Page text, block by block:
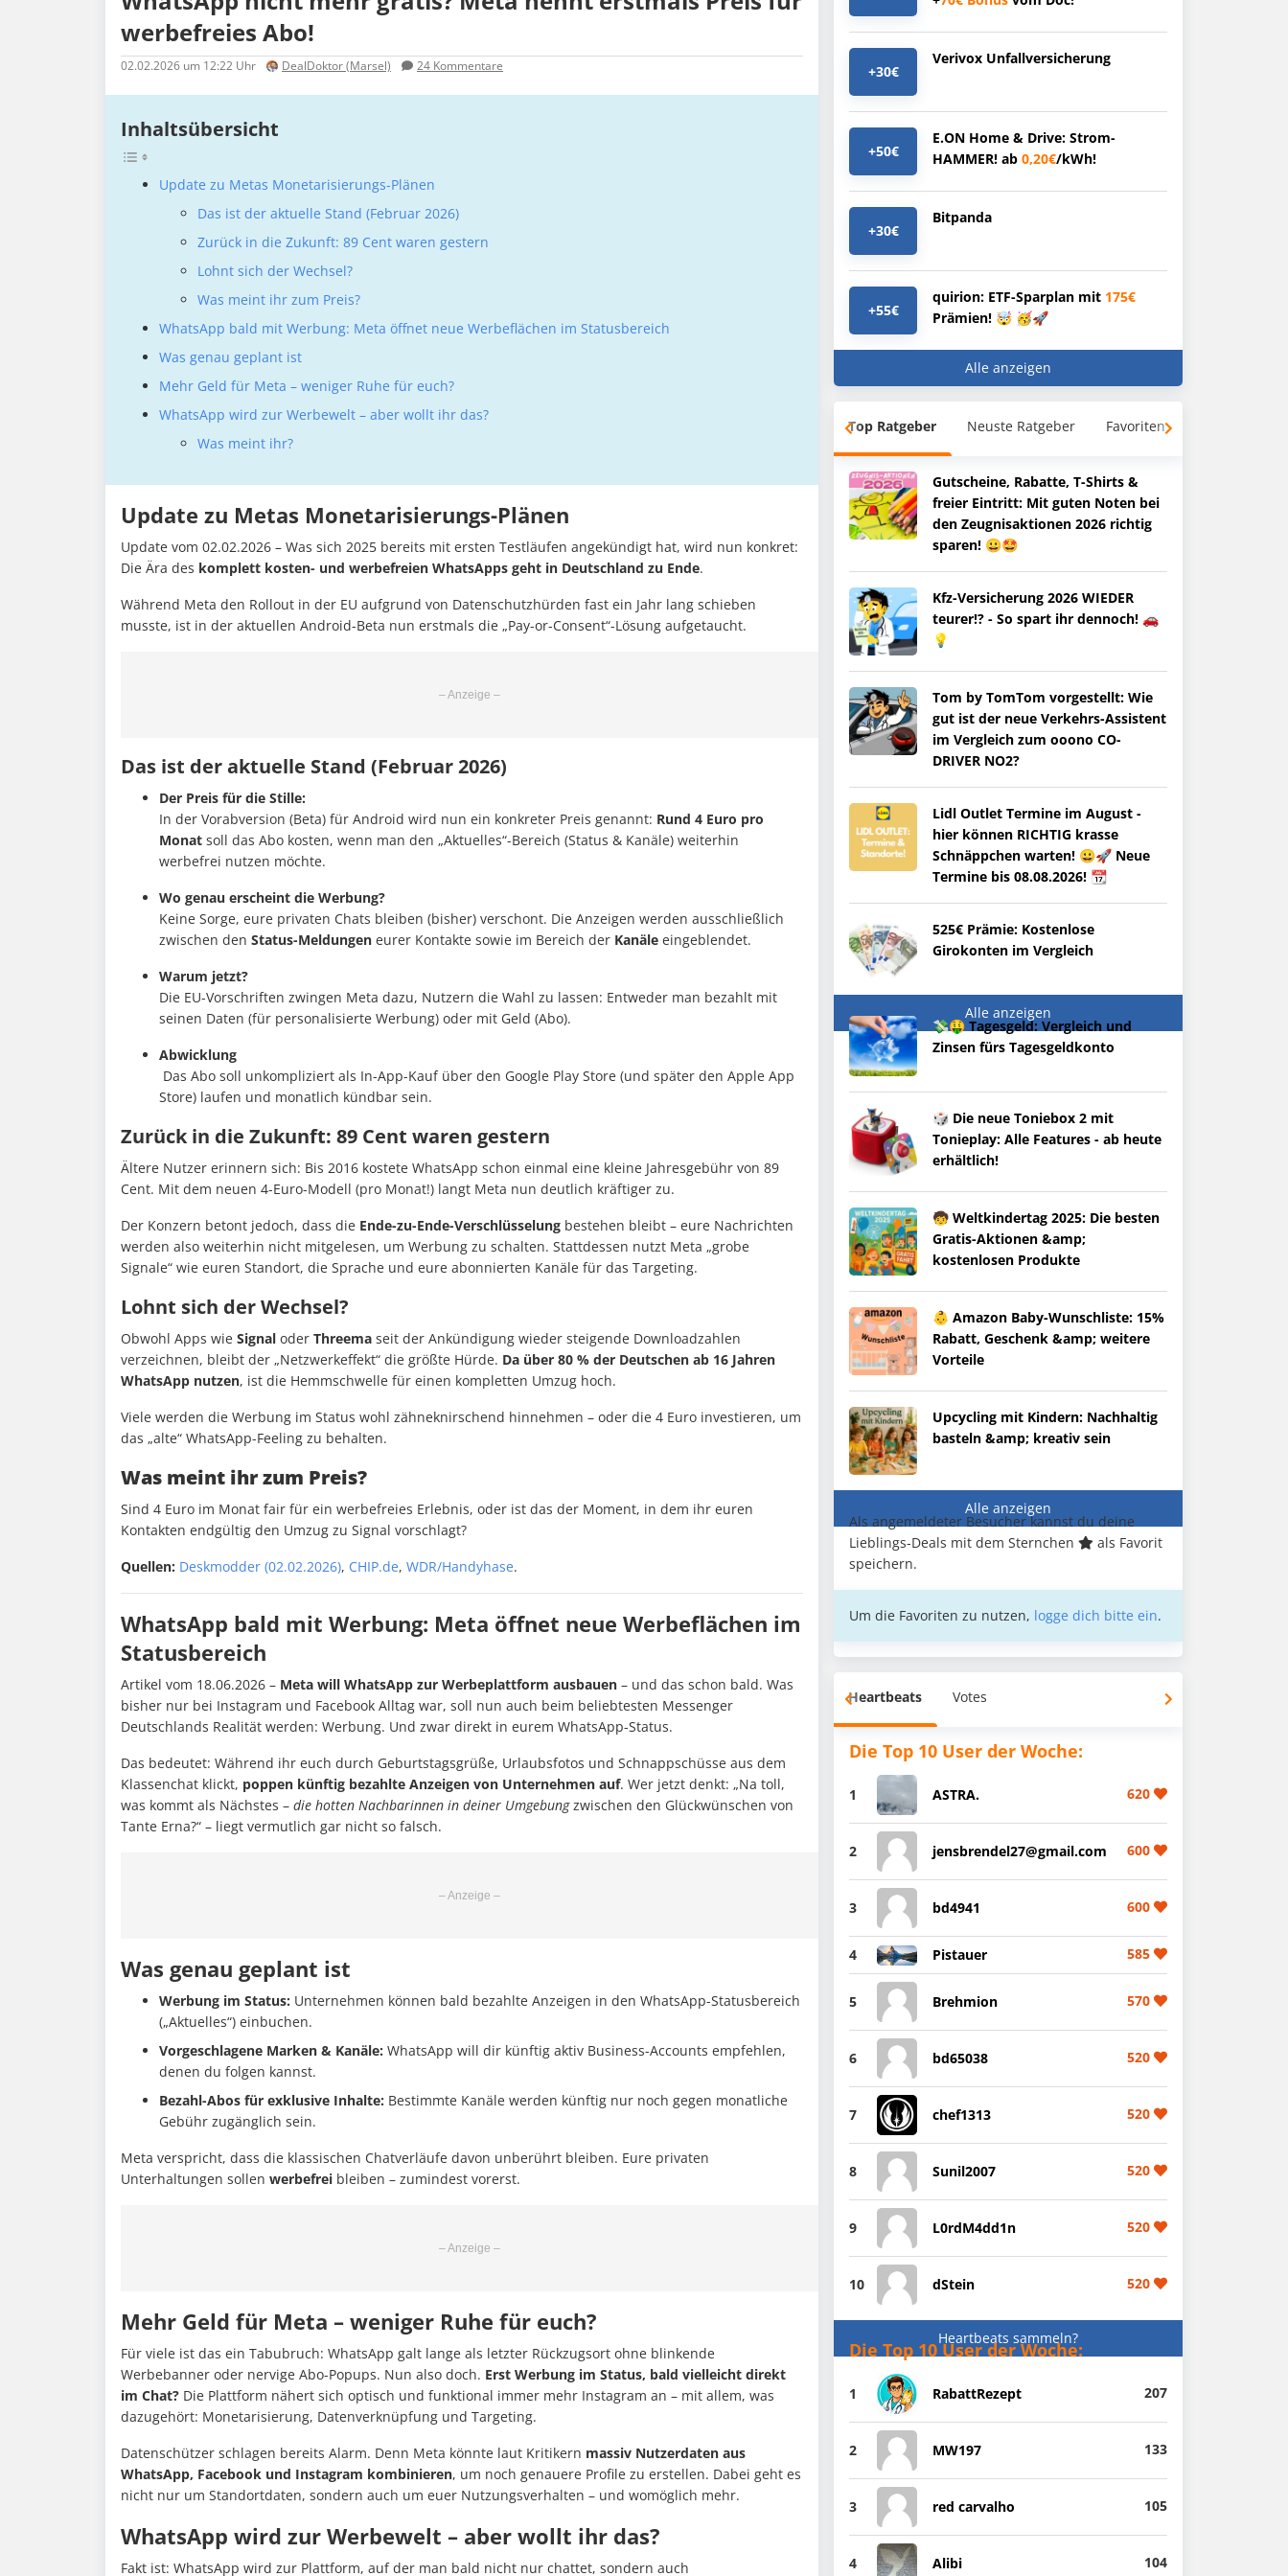
werbefreies Abo!
02.02.2026 um 12:22 Uhr DealDoktor (Marsel) 24 Kommentare
Inhaltsübersicht
Update zu Metas Monetarisierungs-Plänen
Das ist der aktuelle Stand (Februar 2026)
Zurück in die Zukunft: 89 Cent waren gestern
Lohnt sich der Wechsel?
Was meint ihr zum Preis?
WhatsApp bald mit Werbung: Meta öffnet neue Werbeflächen im Statusbereich
Was genau geplant ist
Mehr Geld für Meta – weniger Ruhe für euch?
WhatsApp wird zur Werbewelt – aber wollt ihr das?
Was meint ihr?
Update zu Metas Monetarisierungs-Plänen
Update vom 02.02.2026 – Was sich 2025 bereits mit ersten Testläufen angekündigt hat, wird nun konkret:
Die Ära des komplett kosten- und werbefreien WhatsApps geht in Deutschland zu Ende.
Während Meta den Rollout in der EU aufgrund von Datenschutzhürden fast ein Jahr lang schieben
musste, ist in der aktuellen Android-Beta nun erstmals die „Pay-or-Consent“-Lösung aufgetaucht.
Das ist der aktuelle Stand (Februar 2026)
Der Preis für die Stille:
In der Vorabversion (Beta) für Android wird nun ein konkreter Preis genannt: Rund 4 Euro pro
Monat soll das Abo kosten, wenn man den „Aktuelles“-Bereich (Status & Kanäle) weiterhin
werbefrei nutzen möchte.
Wo genau erscheint die Werbung?
Keine Sorge, eure privaten Chats bleiben (bisher) verschont. Die Anzeigen werden ausschließlich
zwischen den Status-Meldungen eurer Kontakte sowie im Bereich der Kanäle eingeblendet.
Warum jetzt?
Die EU-Vorschriften zwingen Meta dazu, Nutzern die Wahl zu lassen: Entweder man bezahlt mit
seinen Daten (für personalisierte Werbung) oder mit Geld (Abo).
Abwicklung
Das Abo soll unkompliziert als In-App-Kauf über den Google Play Store (und später den Apple App
Store) laufen und monatlich kündbar sein.
Zurück in die Zukunft: 89 Cent waren gestern
Ältere Nutzer erinnern sich: Bis 2016 kostete WhatsApp schon einmal eine kleine Jahresgebühr von 89
Cent. Mit dem neuen 4-Euro-Modell (pro Monat!) langt Meta nun deutlich kräftiger zu.
Der Konzern betont jedoch, dass die Ende-zu-Ende-Verschlüsselung bestehen bleibt – eure Nachrichten
werden also weiterhin nicht mitgelesen, um Werbung zu schalten. Stattdessen nutzt Meta „grobe
Signale“ wie euren Standort, die Sprache und eure abonnierten Kanäle für das Targeting.
Lohnt sich der Wechsel?
Obwohl Apps wie Signal oder Threema seit der Ankündigung wieder steigende Downloadzahlen
verzeichnen, bleibt der „Netzwerkeffekt“ die größte Hürde. Da über 80 % der Deutschen ab 16 Jahren
WhatsApp nutzen, ist die Hemmschwelle für einen kompletten Umzug hoch.
Viele werden die Werbung im Status wohl zähneknirschend hinnehmen – oder die 4 Euro investieren, um
das „alte“ WhatsApp-Feeling zu behalten.
Was meint ihr zum Preis?
Sind 4 Euro im Monat fair für ein werbefreies Erlebnis, oder ist das der Moment, in dem ihr euren
Kontakten endgültig den Umzug zu Signal vorschlagt?
Quellen: Deskmodder (02.02.2026), CHIP.de, WDR/Handyhase.
WhatsApp bald mit Werbung: Meta öffnet neue Werbeflächen im
Statusbereich
Artikel vom 18.06.2026 – Meta will WhatsApp zur Werbeplattform ausbauen – und das schon bald. Was
bisher nur bei Instagram und Facebook Alltag war, soll nun auch beim beliebtesten Messenger
Deutschlands Realität werden: Werbung. Und zwar direkt in eurem WhatsApp-Status.
Das bedeutet: Während ihr euch durch Geburtstagsgrüße, Urlaubsfotos und Schnappschüsse aus dem
Klassenchat klickt, poppen künftig bezahlte Anzeigen von Unternehmen auf. Wer jetzt denkt: „Na toll,
was kommt als Nächstes – die hotten Nachbarinnen in deiner Umgebungzwischen den Glückwünschen von
Tante Erna?“ – liegt vermutlich gar nicht so falsch.
Was genau geplant ist
Werbung im Status: Unternehmen können bald bezahlte Anzeigen in den WhatsApp-Statusbereich
(„Aktuelles“) einbuchen.
Vorgeschlagene Marken & Kanäle: WhatsApp will dir künftig aktiv Business-Accounts empfehlen,
denen du folgen kannst.
Bezahl-Abos für exklusive Inhalte: Bestimmte Kanäle werden künftig nur noch gegen monatliche
Gebühr zugänglich sein.
Meta verspricht, dass die klassischen Chatverläufe davon unberührt bleiben. Eure privaten
Unterhaltungen sollen werbefrei bleiben – zumindest vorerst.
Mehr Geld für Meta – weniger Ruhe für euch?
Für viele ist das ein Tabubruch: WhatsApp galt lange als letzter Rückzugsort ohne blinkende
Werbebanner oder nervige Abo-Popups. Nun also doch. Erst Werbung im Status, bald vielleicht direkt
im Chat? Die Plattform nähert sich optisch und funktional immer mehr Instagram an – mit allem, was
dazugehört: Monetarisierung, Datenverknüpfung und Targeting.
Datenschützer schlagen bereits Alarm. Denn Meta könnte laut Kritikern massiv Nutzerdaten aus
WhatsApp, Facebook und Instagram kombinieren, um noch genauere Profile zu erstellen. Dabei geht es
nicht nur um Standortdaten, sondern auch um euer Nutzungsverhalten – und womöglich mehr.
WhatsApp wird zur Werbewelt – aber wollt ihr das?
Fakt ist: WhatsApp wird zur Plattform, auf der man bald nicht nur chattet, sondern auch
+30€
Verivox Unfallversicherung
+50€
E.ON Home & Drive: Strom-
HAMMER! ab 0,20€/kWh!
+30€
Bitpanda
+55€
quirion: ETF-Sparplan mit 175€
Prämien! 🤯 🥳🚀
Alle anzeigen
Top Ratgeber Neuste Ratgeber Favoriten
Gutscheine, Rabatte, T-Shirts &
freier Eintritt: Mit guten Noten bei
den Zeugnisaktionen 2026 richtig
sparen! 😀🤩
Kfz-Versicherung 2026 WIEDER
teurer!? - So spart ihr dennoch! 🚗
💡
Tom by TomTom vorgestellt: Wie
gut ist der neue Verkehrs-Assistent
im Vergleich zum ooono CO-
DRIVER NO2?
Lidl Outlet Termine im August -
hier können RICHTIG krasse
Schnäppchen warten! 😀🚀 Neue
Termine bis 08.08.2026! 📆
525€ Prämie: Kostenlose
Girokonten im Vergleich
Alle anzeigen
💸🤑 Tagesgeld: Vergleich und
Zinsen fürs Tagesgeldkonto
🎲 Die neue Toniebox 2 mit
Tonieplay: Alle Features - ab heute
erhältlich!
🧒 Weltkindertag 2025: Die besten
Gratis-Aktionen &amp;
kostenlosen Produkte
👶 Amazon Baby-Wunschliste: 15%
Rabatt, Geschenk &amp; weitere
Vorteile
Upcycling mit Kindern: Nachhaltig
basteln &amp; kreativ sein
Alle anzeigen
Als angemeldeter Besucher kannst du deine
Lieblings-Deals mit dem Sternchen
als Favorit
speichern.
Um die Favoriten zu nutzen, logge dich bitte ein.
Heartbeats Votes
Die Top 10 User der Woche:
1 ASTRA. 620
2 jensbrendel27@gmail.com 600
3 bd4941 600
4 Pistauer 585
5 Brehmion 570
6 bd65038 520
7 chef1313 520
8 Sunil2007 520
9 L0rdM4dd1n 520
10 dStein 520
Heartbeats sammeln?
Die Top 10 User der Woche:
1 RabattRezept 207
2 MW197 133
3 red carvalho 105
4 Alibi 104